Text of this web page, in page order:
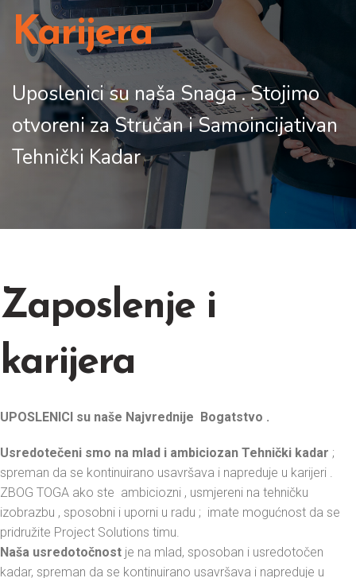
Karijera
Uposlenici su naša Snaga . Stojimo
otvoreni za Stručan i Samoincijativan
Tehnički Kadar
Zaposlenje i
karijera
UPOSLENICI su naše Najvrednije Bogatstvo .
Usredotečeni smo na mlad i ambiciozan Tehnički kadar ;
spreman da se kontinuirano usavršava i napreduje u karijeri .
ZBOG TOGA ako ste ambiciozni , usmjereni na tehničku
izobrazbu , sposobni i uporni u radu ; imate mogućnost da se
pridružite Project Solutions timu.
Naša usredotočnost je na mlad, sposoban i usredotočen
kadar, spreman da se kontinuirano usavršava i napreduje u